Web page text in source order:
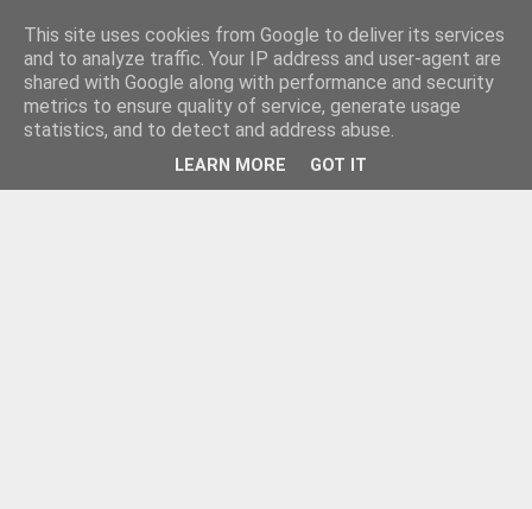
This site uses cookies from Google to deliver its services
and to analyze traffic. Your IP address and user-agent are
shared with Google along with performance and security
metrics to ensure quality of service, generate usage
statistics, and to detect and address abuse.
LEARN MORE GOT IT